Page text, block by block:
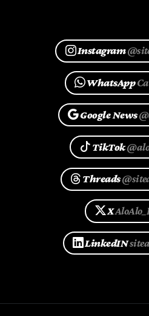
Instagram
WhatsApp
Google News
TikTok
Threads
X
LinkedIN